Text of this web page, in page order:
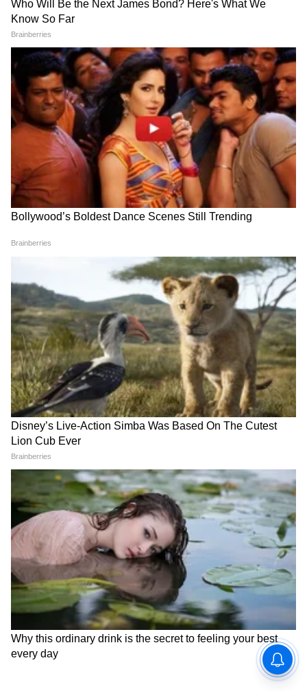
fadanvis
एकनाथ शिंदे: विरोधक युवकांच्या मुद्द्याचं
राजकारण करतायत | GenZ | Parliament |
PMModi